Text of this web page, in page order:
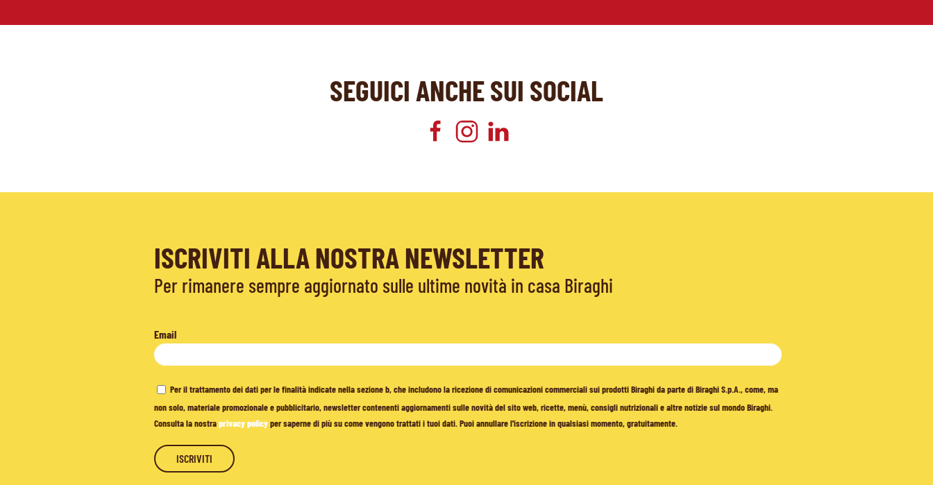
SEGUICI ANCHE SUI SOCIAL
ISCRIVITI ALLA NOSTRA NEWSLETTER
Per rimanere sempre aggiornato sulle ultime novità in casa Biraghi
Email
Per il trattamento dei dati per le finalità indicate nella sezione b, che includono la ricezione di comunicazioni commerciali sui prodotti Biraghi da parte di Biraghi S.p.A., come, ma
non solo, materiale promozionale e pubblicitario, newsletter contenenti aggiornamenti sulle novità del sito web, ricette, menù, consigli nutrizionali e altre notizie sul mondo Biraghi.
Consulta la nostraprivacy policyper saperne di più su come vengono trattati i tuoi dati. Puoi annullare l'iscrizione in qualsiasi momento, gratuitamente.